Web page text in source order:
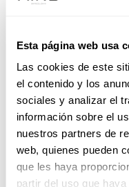
Esta página web usa
Las cookies de este
el contenido y los
sociales y analizar el
información sobre el
nuestros partners de
web, quienes pueden
que les haya
partir del uso que